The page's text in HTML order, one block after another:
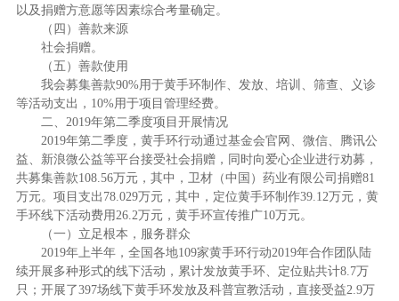
以及捐赠方意愿等因素综合考量确定。
（四）善款来源
社会捐赠。
（五）善款使用
我会募集善款90%用于黄手环制作、发放、培训、筛查、义诊
等活动支出， 10%用于项目管理经费。
二、 2019年第二季度项目开展情况
2019年第二季度，黄手环行动通过基金会官网、微信、腾讯公
益、新浪微公益等平台接受社会捐赠，同时向爱心企业进行劝募，
共募集善款108.56万元，其中，卫材（中国）药业有限公司捐赠81
万元。项目支出 78.029万元，其中，定位黄手环制作39.12万元，黄
手环线下活动费用26.2万元，黄手环宣传推广10万元。
（一） 立足根本，服务群众
2019年上半年，全国各地109家黄手环行动2019年合作团队陆
续开展多种形式的线下活动，累计发放黄手环、定位贴共计8.7万
只；开展了397场线下黄手环发放及科普宣教活动，直接受益2.9万